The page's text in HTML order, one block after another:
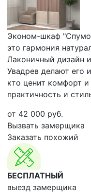
Эконом-шкаф
это гармония
Лаконичный дизайн
Увадрев делают его
кто ценит комфорт
практичность и
от 42 000 руб.
Вызвать замерщика
Заказать похожий
БЕСПЛАТНЫЙ
выезд замерщика